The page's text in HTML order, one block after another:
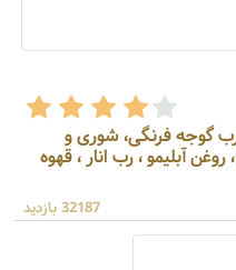
تولید کننده سس های سرد و گرم، رب گوجه فرنگی، شوری و
ترشی ، شربت ، کنسرو غیرگوشتی ، روغن آبلیمو ، رب انار ، قهوه
32187 بازدید